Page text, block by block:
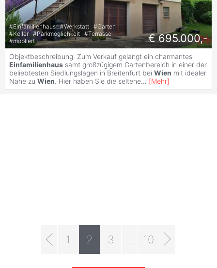
#Einfamilienhaus #Werkstatt #Garten
#Keller #Parkmöglichkeit #Terrasse
#möbliert € 695.000,-
Objektbeschreibung: Zum Verkauf gelangt ein charmantes
Einfamilienhaus samt großzügigem Gartenbereich in einer der
beliebtesten Siedlungslagen in Breitenfurt bei Wien mit idealer
Nähe zu Wien. Hier haben Sie die seltene... [Mehr]
1 2 3 10